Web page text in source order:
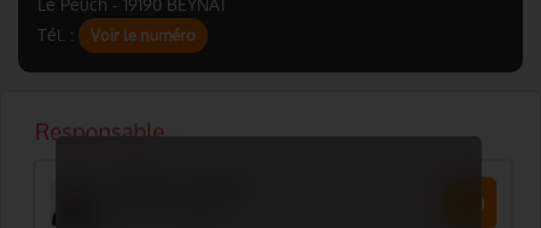
Le Peuch - 19190 BEYNAT
Tél. :
Voir le numéro